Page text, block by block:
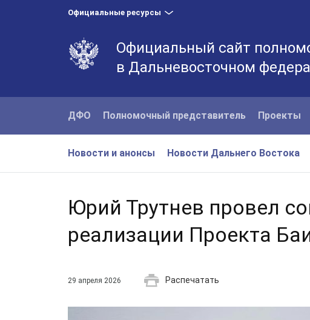
Официальные ресурсы
Официальный сайт
в Дальневосточном
ДФО Полномочный представитель Проекты
Новости и анонсы Новости Дальнего Востока
Юрий Трутнев провел
реализации Проекта
29 апреля 2026 Распечатать